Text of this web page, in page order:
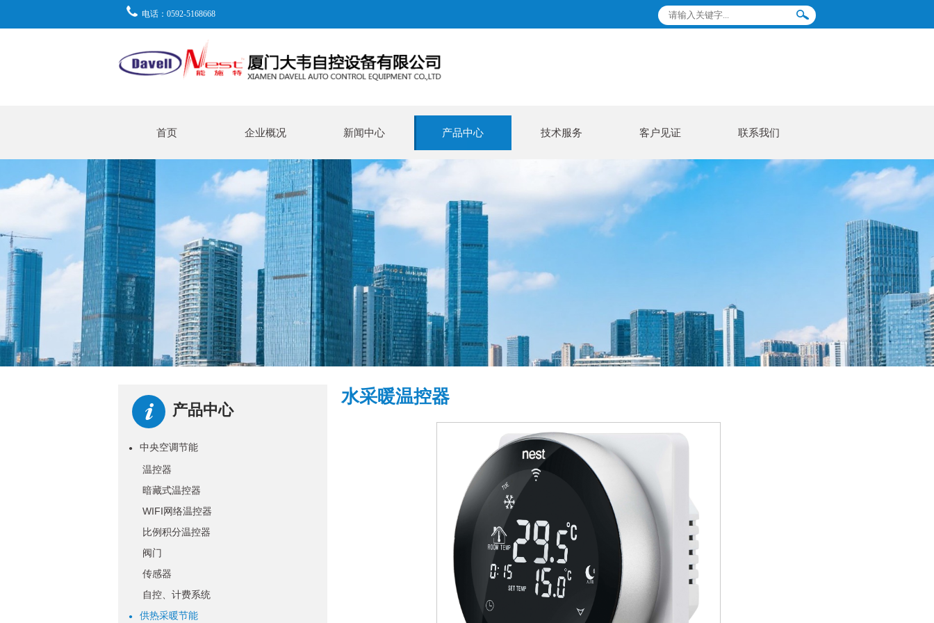
电话：0592-5168668
首页 企业概况 新闻中心 产品中心 技术服务 客户见证 联系我们
产品中心
●
中央空调节能
温控器
暗藏式温控器
WIFI网络温控器
比例积分温控器
阀门
传感器
自控、计费系统
● 供热采暖节能
水采暖温控器